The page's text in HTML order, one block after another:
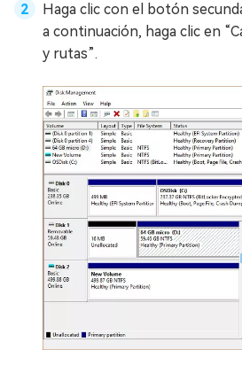
Haga clic con el botón
a continuación, haga clic en
y rutas”.